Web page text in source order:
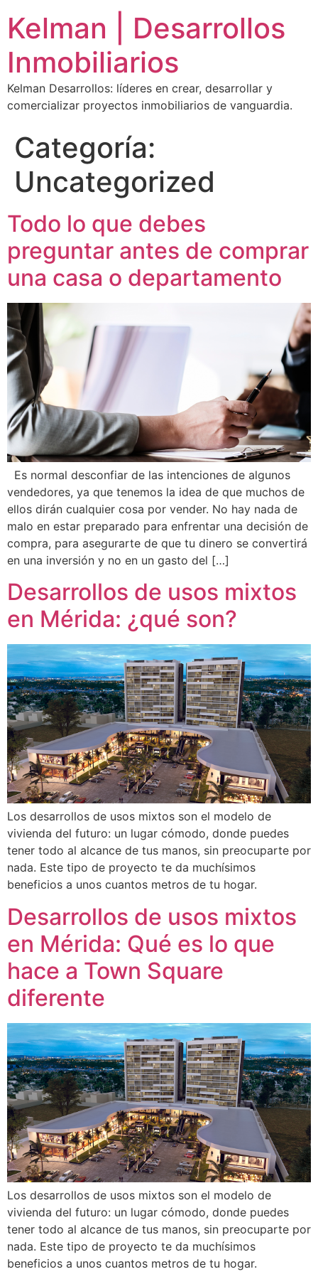
Kelman | Desarrollos
Inmobiliarios
Kelman Desarrollos: líderes en crear, desarrollar y
comercializar proyectos inmobiliarios de vanguardia.
Categoría:
Uncategorized
Todo lo que debes
preguntar antes de comprar
una casa o departamento
Es normal desconfiar de las intenciones de algunos
vendedores, ya que tenemos la idea de que muchos de
ellos dirán cualquier cosa por vender. No hay nada de
malo en estar preparado para enfrentar una decisión de
compra, para asegurarte de que tu dinero se convertirá
en una inversión y no en un gasto del […]
Desarrollos de usos mixtos
en Mérida: ¿qué son?
Los desarrollos de usos mixtos son el modelo de
vivienda del futuro: un lugar cómodo, donde puedes
tener todo al alcance de tus manos, sin preocuparte por
nada. Este tipo de proyecto te da muchísimos
beneficios a unos cuantos metros de tu hogar.
Desarrollos de usos mixtos
en Mérida: Qué es lo que
hace a Town Square
diferente
Los desarrollos de usos mixtos son el modelo de
vivienda del futuro: un lugar cómodo, donde puedes
tener todo al alcance de tus manos, sin preocuparte por
nada. Este tipo de proyecto te da muchísimos
beneficios a unos cuantos metros de tu hogar.